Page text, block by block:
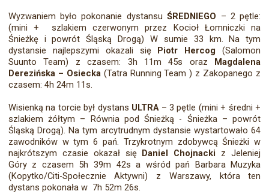
Wyzwaniem było pokonanie dystansu ŚREDNIEGO – 2 pętle:
(mini + szlakiem czerwonym przez Kocioł Łomniczki na
Śnieżkę i powrót Śląską Drogą) W sumie 33 km. Na tym
dystansie najlepszymi okazali sięPiotr Hercog (Salomon
Suunto Team) z czasem: 3h 11m 45s oraz Magdalena
Derezińska – Osiecka(Tatra Running Team ) z Zakopanego z
czasem: 4h 24m 11s.
Wisienką na torcie był dystans ULTRA – 3 pętle (mini + średni +
szlakiem żółtym – Równia pod Śnieżką - Śnieżka – powrót
Śląską Drogą). Na tym arcytrudnym dystansie wystartowało 64
zawodników w tym 6 pań. Trzykrotnym zdobywcą Śnieżki w
najkrótszym czasie okazał sięDaniel Chojnacki z Jeleniej
Góry z czasem 5h 39m 42s a wśród pań Barbara Muzyka
(Kopytko/Citi-Społecznie Aktywni) z Warszawy, która ten
dystans pokonała w 7h 52m 26s.